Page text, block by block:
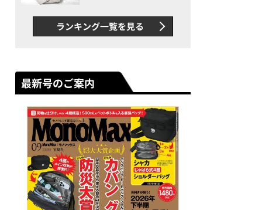
判以上に優秀だった
ランキング一覧を見る
最新号のご案内